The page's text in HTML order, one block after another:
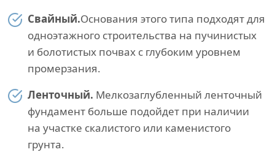
Свайный.Основания этого типа подходят для
одноэтажного строительства на пучинистых
и болотистых почвах с глубоким уровнем
промерзания.
Ленточный. Мелкозаглубленный ленточный
фундамент больше подойдет при наличии
на участке скалистого или каменистого
грунта.